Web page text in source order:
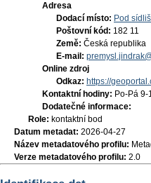
Adresa
Dodací místo: Pod
Poštovní kód: 182 11
Země: Česká republika
E-mail:
Online zdroj
Odkaz: https://
Kontaktní hodiny: Po-Pá 9-
Dodatečné informace:
Role: kontaktní bod
Datum metadat: 2026-04-27
Název metadatového profilu:
Verze metadatového profilu: 2.0